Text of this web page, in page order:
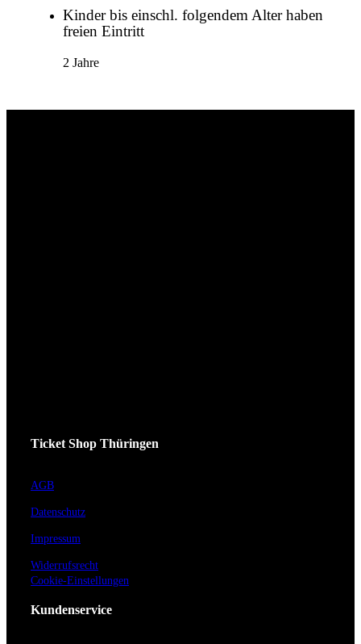
Kinder bis einschl. folgendem Alter haben
freien Eintritt
2 Jahre
Ticket Shop Thüringen
AGB
Datenschutz
Impressum
Widerrufsrecht
Cookie-Einstellungen
Kundenservice